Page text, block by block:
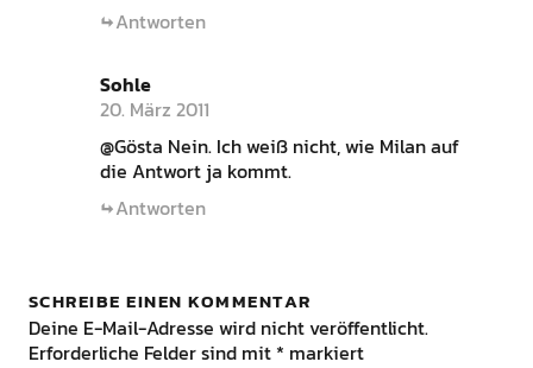
Antworten
Sohle
20. März 2011
@Gösta Nein. Ich weiß nicht, wie Milan auf
die Antwort ja kommt.
Antworten
SCHREIBE EINEN KOMMENTAR
Deine E-Mail-Adresse wird nicht veröffentlicht.
Erforderliche Felder sind mit * markiert